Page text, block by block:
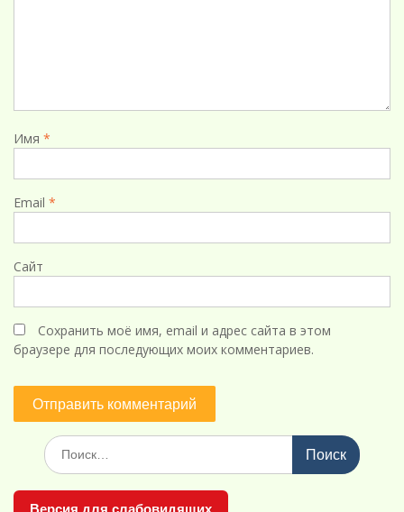
Имя *
Email *
Сайт
Сохранить моё имя, email и адрес сайта в этом
браузере для последующих моих комментариев.
Поиск
по:
Версия для слабовидящих